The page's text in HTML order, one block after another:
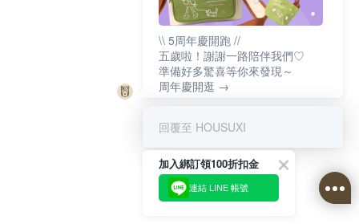
\\ 5周年慶開跑 //
五歲啦！謝謝一路陪伴我們♡
準備好多驚喜等你來發現～
周年慶開逛 →
回覆至 HOUSUXI
加入綁訂領100折扣金
連結 LINE 帳號